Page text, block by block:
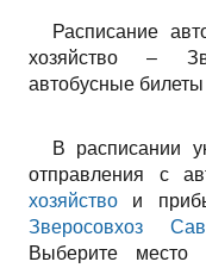
Расписание
хозяйство –
автобусные билеты
В расписании
отправления с
хозяйство и
Зверосовхоз
Выберите